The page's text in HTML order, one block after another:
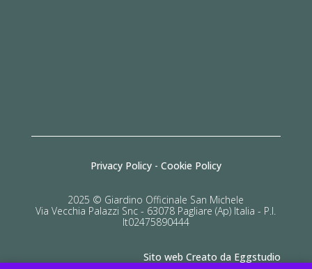
Privacy Policy - Cookie Policy
2025 © Giardino Officinale San Michele
Via Vecchia Palazzi Snc - 63078 Pagliare (Ap) Italia - P.I.
It02475890444
Sito web Creato da Eggstudio